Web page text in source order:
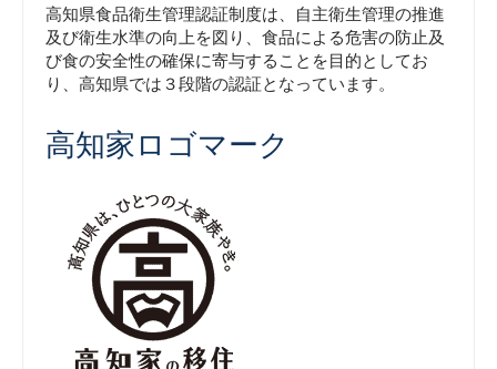
高知県食品衛生管理認証制度は、自主衛生管理の推進
及び衛生水準の向上を図り、食品による危害の防止及
び食の安全性の確保に寄与することを目的としてお
り、高知県では３段階の認証となっています。
高知家ロゴマーク